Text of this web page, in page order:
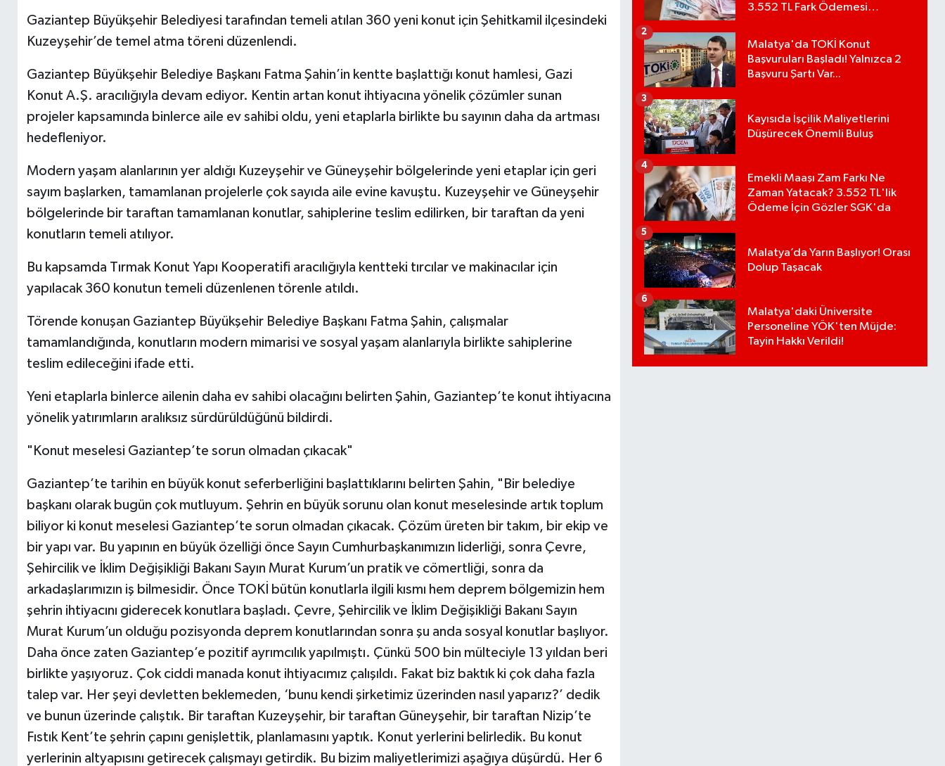
Gaziantep Büyükşehir Belediyesi tarafından temeli atılan 360 yeni konut için Şehitkamil ilçesindeki
Kuzeyşehir’de temel atma töreni düzenlendi.
Gaziantep Büyükşehir Belediye Başkanı Fatma Şahin’in kentte başlattığı konut hamlesi, Gazi
Konut A.Ş. aracılığıyla devam ediyor. Kentin artan konut ihtiyacına yönelik çözümler sunan
projeler kapsamında binlerce aile ev sahibi oldu, yeni etaplarla birlikte bu sayının daha da artması
hedefleniyor.
Modern yaşam alanlarının yer aldığı Kuzeyşehir ve Güneyşehir bölgelerinde yeni etaplar için geri
sayım başlarken, tamamlanan projelerle çok sayıda aile evine kavuştu. Kuzeyşehir ve Güneyşehir
bölgelerinde bir taraftan tamamlanan konutlar, sahiplerine teslim edilirken, bir taraftan da yeni
konutların temeli atılıyor.
Bu kapsamda Tırmak Konut Yapı Kooperatifi aracılığıyla kentteki tırcılar ve makinacılar için
yapılacak 360 konutun temeli düzenlenen törenle atıldı.
Törende konuşan Gaziantep Büyükşehir Belediye Başkanı Fatma Şahin, çalışmalar
tamamlandığında, konutların modern mimarisi ve sosyal yaşam alanlarıyla birlikte sahiplerine
teslim edileceğini ifade etti.
Yeni etaplarla binlerce ailenin daha ev sahibi olacağını belirten Şahin, Gaziantep’te konut ihtiyacına
yönelik yatırımların aralıksız sürdürüldüğünü bildirdi.
"Konut meselesi Gaziantep’te sorun olmadan çıkacak"
Gaziantep’te tarihin en büyük konut seferberliğini başlattıklarını belirten Şahin, "Bir belediye
başkanı olarak bugün çok mutluyum. Şehrin en büyük sorunu olan konut meselesinde artık toplum
biliyor ki konut meselesi Gaziantep’te sorun olmadan çıkacak. Çözüm üreten bir takım, bir ekip ve
bir yapı var. Bu yapının en büyük özelliği önce Sayın Cumhurbaşkanımızın liderliği, sonra Çevre,
Şehircilik ve İklim Değişikliği Bakanı Sayın Murat Kurum’un pratik ve cömertliği, sonra da
arkadaşlarımızın iş bilmesidir. Önce TOKİ bütün konutlarla ilgili kısmı hem deprem bölgemizin hem
şehrin ihtiyacını giderecek konutlara başladı. Çevre, Şehircilik ve İklim Değişikliği Bakanı Sayın
Murat Kurum’un olduğu pozisyonda deprem konutlarından sonra şu anda sosyal konutlar başlıyor.
Daha önce zaten Gaziantep’e pozitif ayrımcılık yapılmıştı. Çünkü 500 bin mülteciyle 13 yıldan beri
birlikte yaşıyoruz. Çok ciddi manada konut ihtiyacımız çalışıldı. Fakat biz baktık ki çok daha fazla
talep var. Her şeyi devletten beklemeden, ‘bunu kendi şirketimiz üzerinden nasıl yaparız?’ dedik
ve bunun üzerinde çalıştık. Bir taraftan Kuzeyşehir, bir taraftan Güneyşehir, bir taraftan Nizip’te
Fıstık Kent’te şehrin çapını genişlettik, planlamasını yaptık. Konut yerlerini belirledik. Bu konut
yerlerinin altyapısını getirecek çalışmayı getirdik. Bu bizim maliyetlerimizi aşağıya düşürdü. Her 6
3.552 TL Fark Ödemesi
Malatya'da TOKİ Konut
Başvuruları Başladı! Yalnızca 2
Başvuru Şartı Var...
2
Kayısıda İşçilik Maliyetlerini
Düşürecek Önemli Buluş
3
Emekli Maaşı Zam Farkı Ne
Zaman Yatacak? 3.552 TL'lik
Ödeme İçin Gözler SGK'da
4
Malatya’da Yarın Başlıyor! Orası
Dolup Taşacak
5
Malatya'daki Üniversite
Personeline YÖK'ten Müjde:
Tayin Hakkı Verildi!
6